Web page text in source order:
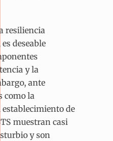
resiliencia
deseable
y la
ante
como la
de
muestran casi
y son